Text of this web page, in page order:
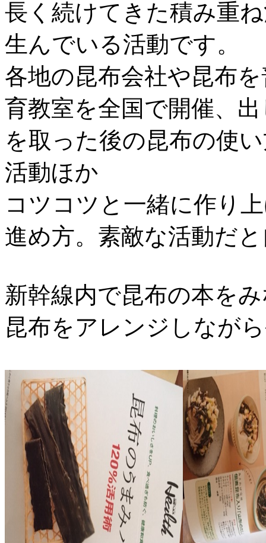
長く続けてきた積み重
生んでいる活動です。
各地の昆布会社や昆布
育教室を全国で開催、
を取った後の昆布の使
活動ほか
コツコツと一緒に作り
進め方。素敵な活動だ
新幹線内で昆布の本を
昆布をアレンジしなが